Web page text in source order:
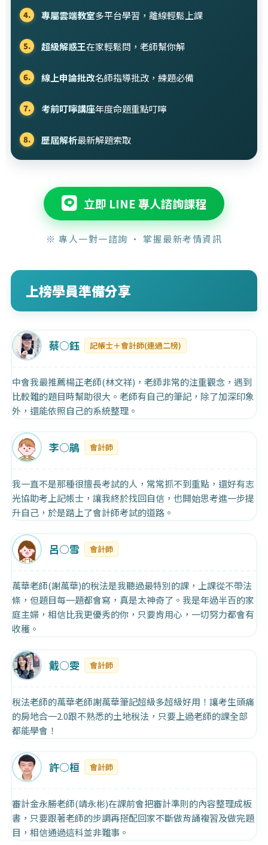
4. 專屬雲端教室多平台學習，離線輕鬆上課
5. 超級解惑王在家輕鬆問，老師幫你解
6. 線上申論批改名師指導批改，練題必備
7. 考前叮嚀講座年度命題重點叮嚀
8. 歷屆解析最新解題索取
立即 LINE 專人諮詢課程
※ 專人一對一諮詢 · 掌握最新考情資訊
上榜學員準備分享
蔡○鈺 記帳士＋會計師(連過二榜)
中會我最推薦楊正老師(林文祥)，老師非常的注重觀念，遇到
比較難的題目時幫助很大。老師有自己的筆記，除了加深印象
外，還能依照自己的系統整理。
李○鵑 會計師
我一直不是那種很擅長考試的人，常常抓不到重點，還好有志
光協助考上記帳士，讓我終於找回自信，也開始思考進一步提
升自己，於是踏上了會計師考試的道路。
呂○雪 會計師
萬華老師(謝萬華)的稅法是我聽過最特別的課，上課從不帶法
條，但題目每一題都會寫，真是太神奇了。我是年過半百的家
庭主婦，相信比我更優秀的你，只要肯用心，一切努力都會有
收穫。
戴○雯 會計師
稅法老師的萬華老師謝萬華筆記超級多超級好用！讓考生頭痛
的房地合一2.0跟不熟悉的土地稅法，只要上過老師的課全部
都能學會！
許○桓 會計師
審計金永勝老師(靖永彬)在課前會把審計準則的內容整理成板
書，只要跟著老師的步調再搭配回家不斷做背誦複習及做完題
目，相信通過這科並非難事。